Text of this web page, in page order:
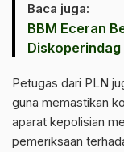
Baca juga:
BBM Eceran
Diskoperindag
Petugas dari PLN
guna memastikan
aparat kepolisian
pemeriksaan